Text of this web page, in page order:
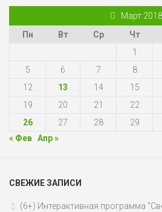
Март 2018
Пн
Вт Ср Чт
1
5
6 7 8
12
13 14 15
19
20 21 22
26
27 28 29
« Фев Апр »
СВЕЖИЕ ЗАПИСИ
(6+) Интерактивная программа